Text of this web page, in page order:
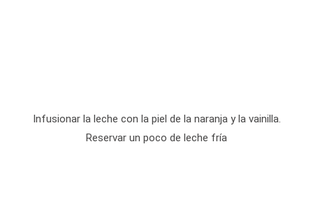
Infusionar la leche con la piel de la naranja y la vainilla.
Reservar un poco de leche fría